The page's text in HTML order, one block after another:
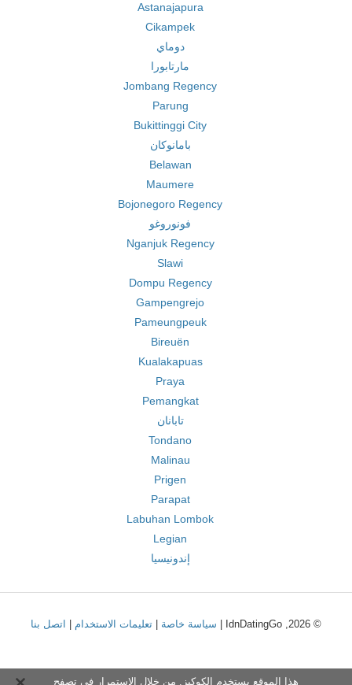
Astanajapura
Cikampek
دوماي
مارتابورا
Jombang Regency
Parung
Bukittinggi City
بامانوكان
Belawan
Maumere
Bojonegoro Regency
فونوروغو
Nganjuk Regency
Slawi
Dompu Regency
Gampengrejo
Pameungpeuk
Bireuën
Kualakapuas
Praya
Pemangkat
تابانان
Tondano
Malinau
Prigen
Parapat
Labuhan Lombok
Legian
إندونيسيا
© 2026, IdnDatingGo | سياسة خاصة تعليمات الاستخدام اتصل بنا
هذا الموقع يستخدم الكوكيز. من خلال الاستمرار في تصفح